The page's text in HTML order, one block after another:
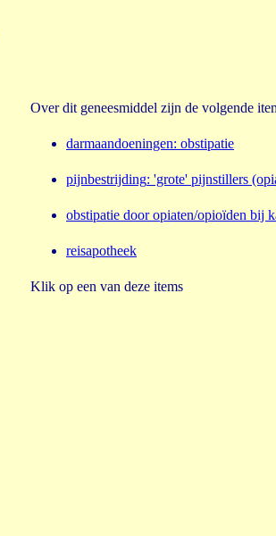
Over dit geneesmiddel zijn de volgende
darmaandoeningen: obstipatie
pijnbestrijding: 'grote' pijnstillers
obstipatie door opiaten/opioïden bij
reisapotheek
Klik op een van deze items